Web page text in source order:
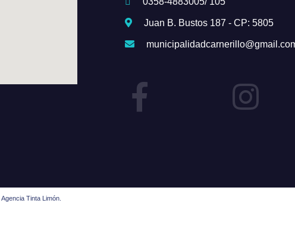
Juan B. Bustos 187 - CP: 5805
Agencia Tinta Limón.